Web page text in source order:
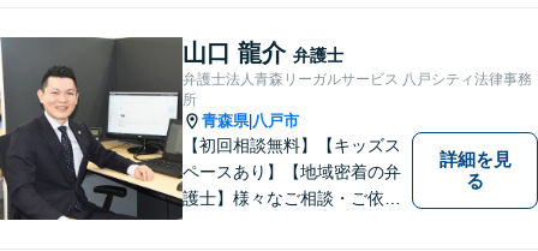
い。 皆様が抱えている問題に
真摯に向き合い、ともに解決
いたします。
山口 龍介 弁護士
弁護士法人青森リーガルサービス 八戸シティ法律事務
所
青森県| 八戸市
【初回相談無料】【キッズス
ペースあり】【地域密着の弁
護士】様々なご相談・ご依頼
詳細を見
る